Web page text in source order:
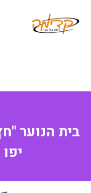
בית הנוער
יפו